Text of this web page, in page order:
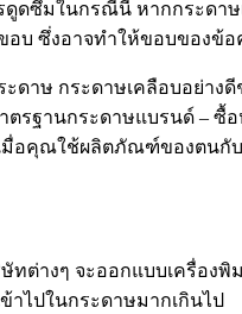
ดซึมในกรณีนี้ หากกระดา
บ ซึ่งอาจทำให้ขอบของข้
าษ กระดาษเคลือบอย่าง
รฐานกระดาษแบรนด์ – ซื้
เมื่อคุณใช้ผลิตภัณฑ์ของตนกั
ต่างๆ จะออกแบบเครื่อง
ไปในกระดาษมากเกินไป